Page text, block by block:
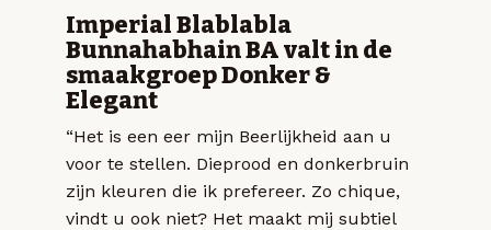
Imperial Blablabla
Bunnahabhain BA valt in de
smaakgroep Donker &
Elegant
“Het is een eer mijn Beerlijkheid aan u
voor te stellen. Dieprood en donkerbruin
zijn kleuren die ik prefereer. Zo chique,
vindt u ook niet? Het maakt mij subtiel